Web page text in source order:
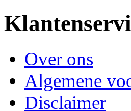
Over ons
Algemene
Disclaimer